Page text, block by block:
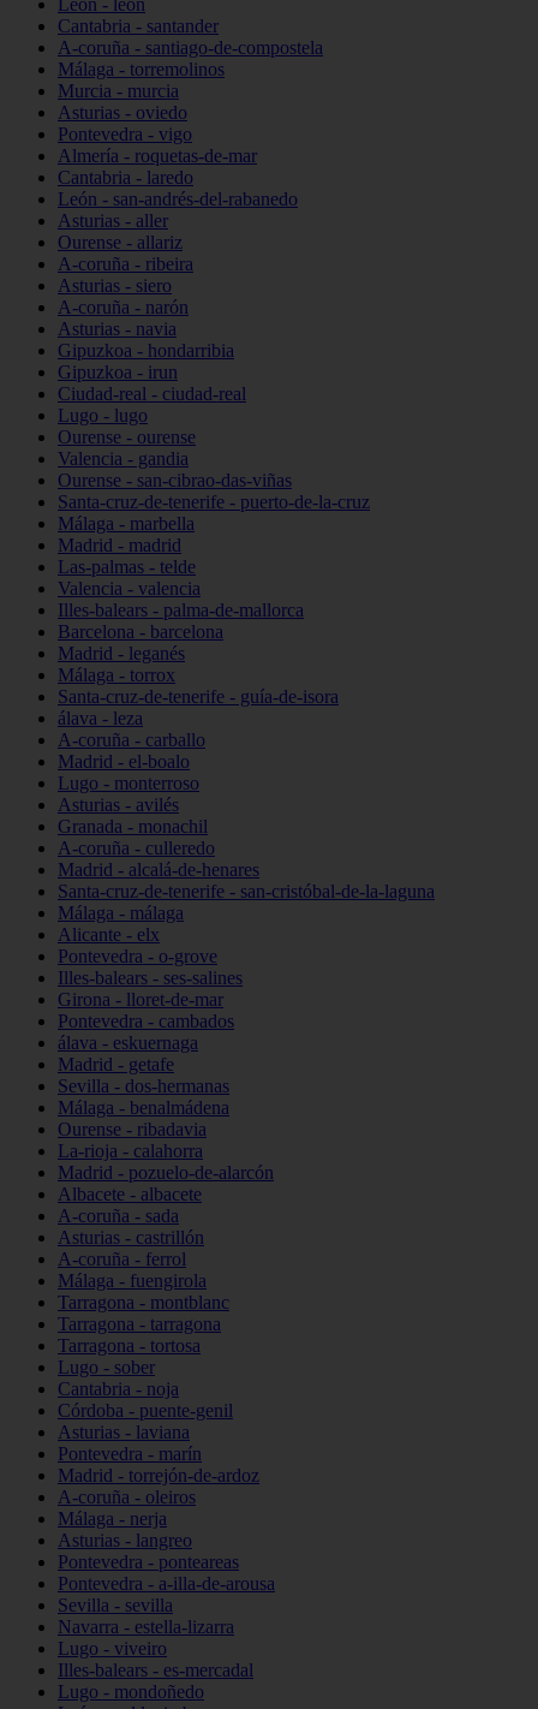
León - león
Cantabria - santander
A-coruña - santiago-de-compostela
Málaga - torremolinos
Murcia - murcia
Asturias - oviedo
Pontevedra - vigo
Almería - roquetas-de-mar
Cantabria - laredo
León - san-andrés-del-rabanedo
Asturias - aller
Ourense - allariz
A-coruña - ribeira
Asturias - siero
A-coruña - narón
Asturias - navia
Gipuzkoa - hondarribia
Gipuzkoa - irun
Ciudad-real - ciudad-real
Lugo - lugo
Ourense - ourense
Valencia - gandia
Ourense - san-cibrao-das-viñas
Santa-cruz-de-tenerife - puerto-de-la-cruz
Málaga - marbella
Madrid - madrid
Las-palmas - telde
Valencia - valencia
Illes-balears - palma-de-mallorca
Barcelona - barcelona
Madrid - leganés
Málaga - torrox
Santa-cruz-de-tenerife - guía-de-isora
álava - leza
A-coruña - carballo
Madrid - el-boalo
Lugo - monterroso
Asturias - avilés
Granada - monachil
A-coruña - culleredo
Madrid - alcalá-de-henares
Santa-cruz-de-tenerife - san-cristóbal-de-la-laguna
Málaga - málaga
Alicante - elx
Pontevedra - o-grove
Illes-balears - ses-salines
Girona - lloret-de-mar
Pontevedra - cambados
álava - eskuernaga
Madrid - getafe
Sevilla - dos-hermanas
Málaga - benalmádena
Ourense - ribadavia
La-rioja - calahorra
Madrid - pozuelo-de-alarcón
Albacete - albacete
A-coruña - sada
Asturias - castrillón
A-coruña - ferrol
Málaga - fuengirola
Tarragona - montblanc
Tarragona - tarragona
Tarragona - tortosa
Lugo - sober
Cantabria - noja
Córdoba - puente-genil
Asturias - laviana
Pontevedra - marín
Madrid - torrejón-de-ardoz
A-coruña - oleiros
Málaga - nerja
Asturias - langreo
Pontevedra - ponteareas
Pontevedra - a-illa-de-arousa
Sevilla - sevilla
Navarra - estella-lizarra
Lugo - viveiro
Illes-balears - es-mercadal
Lugo - mondoñedo